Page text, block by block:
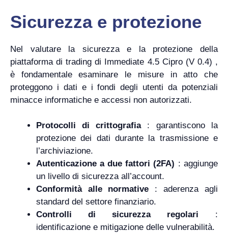
Sicurezza e protezione
Nel valutare la sicurezza e la protezione della
piattaforma di trading di Immediate 4.5 Cipro (V 0.4) ,
è fondamentale esaminare le misure in atto che
proteggono i dati e i fondi degli utenti da potenziali
minacce informatiche e accessi non autorizzati.
Protocolli di crittografia: garantiscono la
protezione dei dati durante la trasmissione e
l’archiviazione.
Autenticazione a due fattori (2FA) : aggiunge
un livello di sicurezza all’account.
Conformità alle normative : aderenza agli
standard del settore finanziario.
Controlli di sicurezza regolari :
identificazione e mitigazione delle vulnerabilità.